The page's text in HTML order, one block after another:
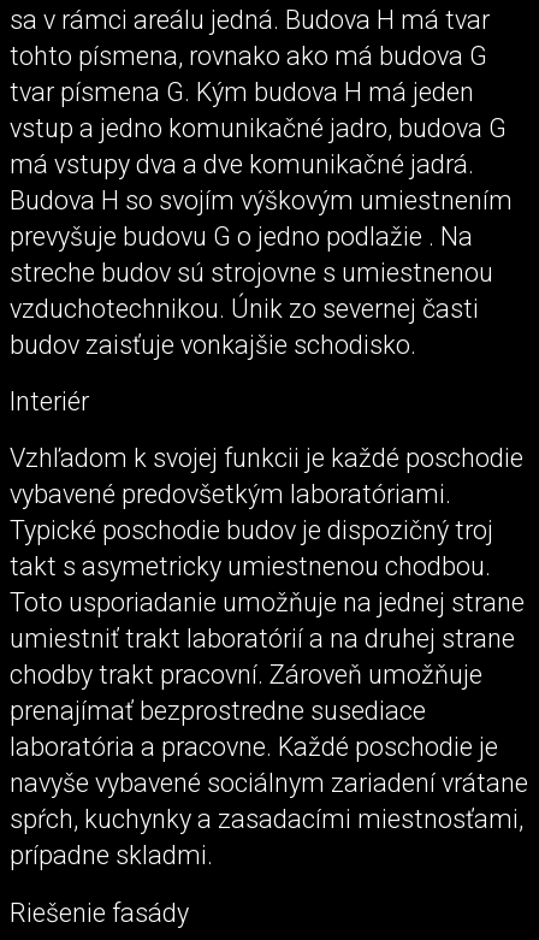
sa v rámci areálu jedná. Budova H má tvar
tohto písmena, rovnako ako má budova G
tvar písmena G. Kým budova H má jeden
vstup a jedno komunikačné jadro, budova G
má vstupy dva a dve komunikačné jadrá.
Budova H so svojím výškovým umiestnením
prevyšuje budovu G o jedno podlažie . Na
streche budov sú strojovne s umiestnenou
vzduchotechnikou. Únik zo severnej časti
budov zaisťuje vonkajšie schodisko.
Interiér
Vzhľadom k svojej funkcii je každé poschodie
vybavené predovšetkým laboratóriami.
Typické poschodie budov je dispozičný troj
takt s asymetricky umiestnenou chodbou.
Toto usporiadanie umožňuje na jednej strane
umiestniť trakt laboratórií a na druhej strane
chodby trakt pracovní. Zároveň umožňuje
prenajímať bezprostredne susediace
laboratória a pracovne. Každé poschodie je
navyše vybavené sociálnym zariadení vrátane
spŕch, kuchynky a zasadacími miestnosťami,
prípadne skladmi.
Riešenie fasády